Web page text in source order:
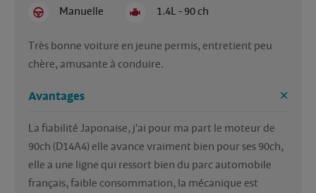
Manuelle 1.4L - 90 ch
Très bonne voiture en jeune permis, entretient peu
chère, amusante à conduire.
Avantages
La fiabilité Japonaise, j'ai pour ma part le moteur de
90ch (D14A4) elle avance vraiment bien pour ses 90ch,
elle a une ligne qui ressort bien du parc automobile
français, faible consommation, la mécanique est